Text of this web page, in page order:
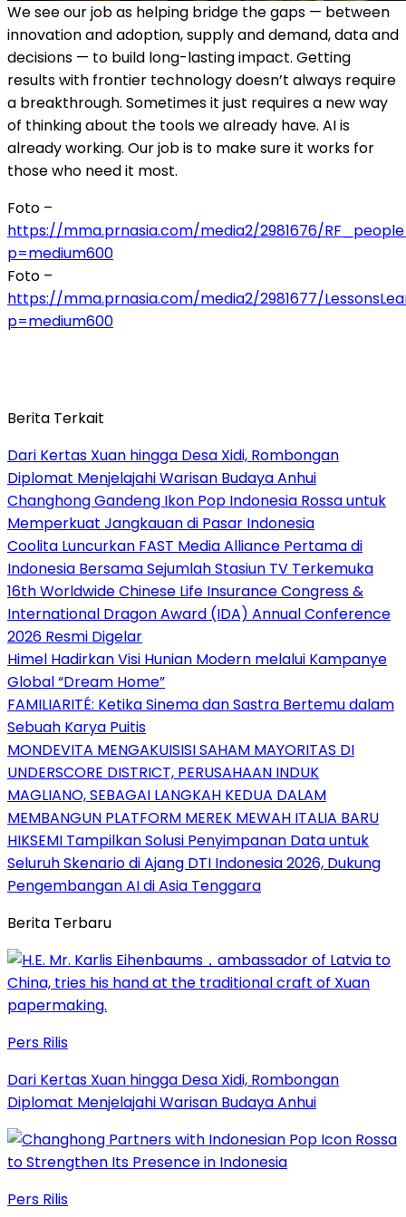
We see our job as helping bridge the gaps — between
innovation and adoption, supply and demand, data and
decisions — to build long-lasting impact. Getting
results with frontier technology doesn’t always require
a breakthrough. Sometimes it just requires a new way
of thinking about the tools we already have. AI is
already working. Our job is to make sure it works for
those who need it most.
Foto –
https://mma.prnasia.com/media2/2981676/
p=medium600
Foto –
https://mma.prnasia.com/media2/2981677/
p=medium600
Berita Terkait
Dari Kertas Xuan hingga Desa Xidi, Rombongan
Diplomat Menjelajahi Warisan Budaya Anhui
Changhong Gandeng Ikon Pop Indonesia Rossa untuk
Memperkuat Jangkauan di Pasar Indonesia
Coolita Luncurkan FAST Media Alliance Pertama di
Indonesia Bersama Sejumlah Stasiun TV Terkemuka
16th Worldwide Chinese Life Insurance Congress &
International Dragon Award (IDA) Annual Conference
2026 Resmi Digelar
Himel Hadirkan Visi Hunian Modern melalui Kampanye
Global “Dream Home”
FAMILIARITÉ: Ketika Sinema dan Sastra Bertemu dalam
Sebuah Karya Puitis
MONDEVITA MENGAKUISISI SAHAM MAYORITAS DI
UNDERSCORE DISTRICT, PERUSAHAAN INDUK
MAGLIANO, SEBAGAI LANGKAH KEDUA DALAM
MEMBANGUN PLATFORM MEREK MEWAH ITALIA BARU
HIKSEMI Tampilkan Solusi Penyimpanan Data untuk
Seluruh Skenario di Ajang DTI Indonesia 2026, Dukung
Pengembangan AI di Asia Tenggara
Berita Terbaru
Pers Rilis
Dari Kertas Xuan hingga Desa Xidi, Rombongan
Diplomat Menjelajahi Warisan Budaya Anhui
Pers Rilis